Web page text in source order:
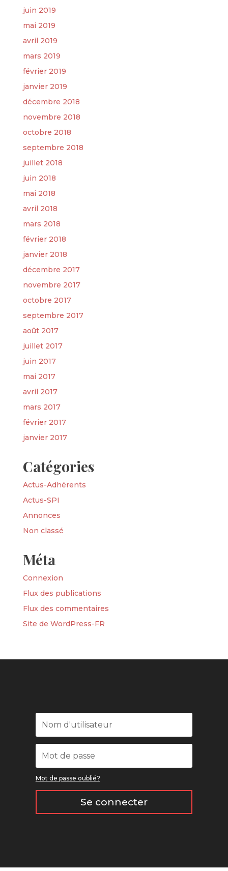
juin 2019
mai 2019
avril 2019
mars 2019
février 2019
janvier 2019
décembre 2018
novembre 2018
octobre 2018
septembre 2018
juillet 2018
juin 2018
mai 2018
avril 2018
mars 2018
février 2018
janvier 2018
décembre 2017
novembre 2017
octobre 2017
septembre 2017
août 2017
juillet 2017
juin 2017
mai 2017
avril 2017
mars 2017
février 2017
janvier 2017
Catégories
Actus-Adhérents
Actus-SPI
Annonces
Non classé
Méta
Connexion
Flux des publications
Flux des commentaires
Site de WordPress-FR
Mot de passe oublié?
Se connecter